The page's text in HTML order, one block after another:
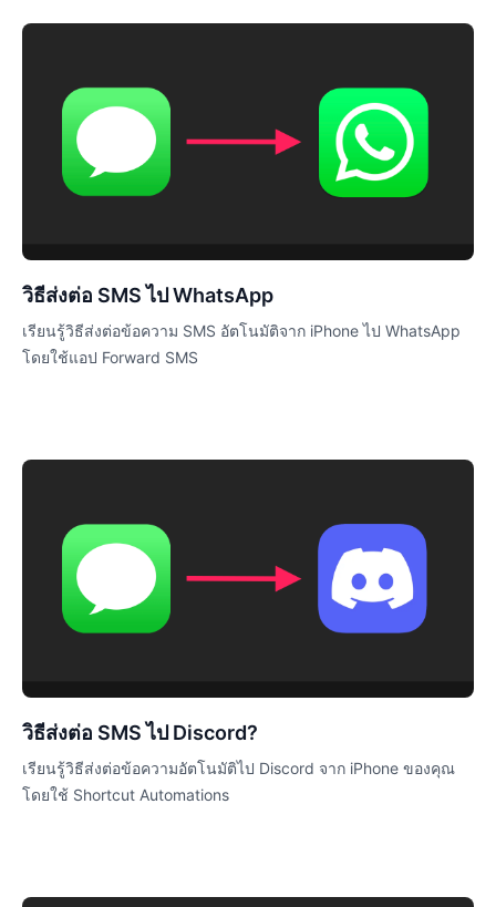
วิธีส่งต่อ SMS ไป WhatsApp
เรียนรู้วิธีส่งต่อข้อความ SMS อัตโนมัติจาก iPhone ไป WhatsApp
โดยใช้แอป Forward SMS
วิธีส่งต่อ SMS ไป Discord?
เรียนรู้วิธีส่งต่อข้อความอัตโนมัติไป Discord จาก iPhone ของคุณ
โดยใช้ Shortcut Automations